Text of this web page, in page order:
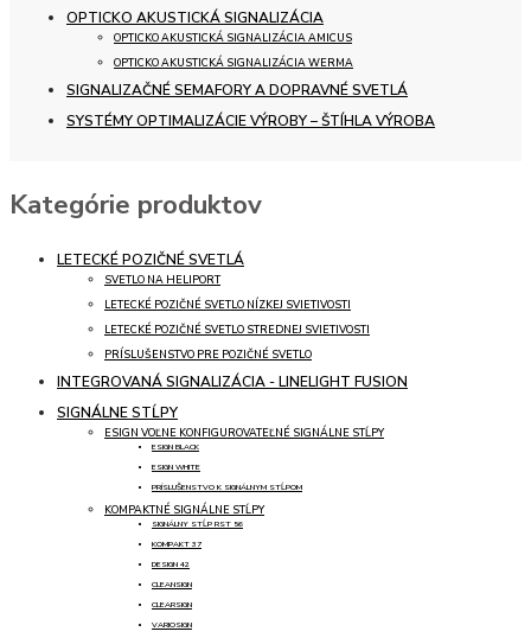
OPTICKO AKUSTICKÁ SIGNALIZÁCIA
OPTICKO AKUSTICKÁ SIGNALIZÁCIA AMICUS
OPTICKO AKUSTICKÁ SIGNALIZÁCIA WERMA
SIGNALIZAČNÉ SEMAFORY A DOPRAVNÉ SVETLÁ
SYSTÉMY OPTIMALIZÁCIE VÝROBY – ŠTÍHLA VÝROBA
Kategórie produktov
LETECKÉ POZIČNÉ SVETLÁ
SVETLO NA HELIPORT
LETECKÉ POZIČNÉ SVETLO NÍZKEJ SVIETIVOSTI
LETECKÉ POZIČNÉ SVETLO STREDNEJ SVIETIVOSTI
PRÍSLUŠENSTVO PRE POZIČNÉ SVETLO
INTEGROVANÁ SIGNALIZÁCIA - LINELIGHT FUSION
SIGNÁLNE STĹPY
ESIGN VOĽNE KONFIGUROVATEĽNÉ SIGNÁLNE STĹPY
ESIGN BLACK
ESIGN WHITE
PRÍSLUŠENSTVO K SIGNÁLNYM STĹPOM
KOMPAKTNÉ SIGNÁLNE STĹPY
SIGNÁLNY STĹP RST 56
KOMPAKT 37
DESIGN 42
CLEANSIGN
CLEARSIGN
VARIOSIGN